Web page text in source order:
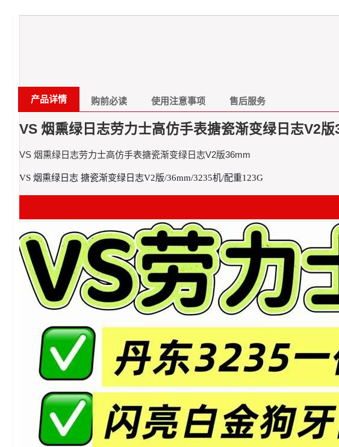
产品详情 购前必读 使用注意事项 售后服务
VS 烟熏绿日志劳力士高仿手表搪瓷渐变绿日志V2版
VS 烟熏绿日志劳力士高仿手表搪瓷渐变绿日志V2版36mm
VS 烟熏绿日志 搪瓷渐变绿日志V2版/36mm/3235机/配重123G